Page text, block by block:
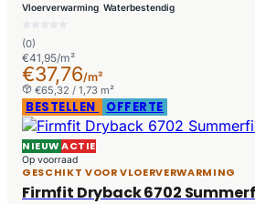
Vloerverwarming Waterbestendig
(0)
€41,95/m²
€37,76/m²
€65,32 / 1,73 m²
BESTELLEN OFFERTE
NIEUWACTIE
Op voorraad
GESCHIKT VOOR VLOERVERWARMING
Firmfit Dryback 6702